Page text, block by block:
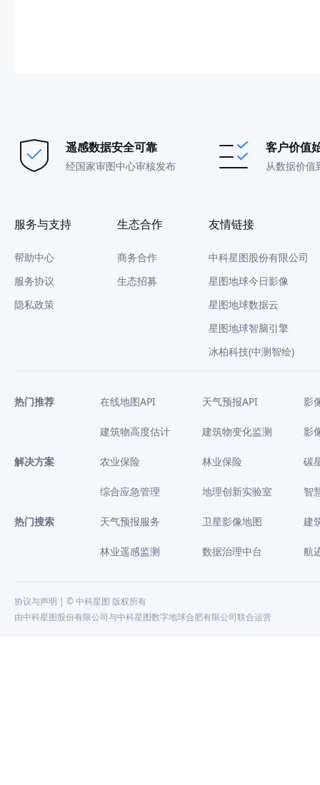
遥感数据安全可靠
经国家审图中心审核发布
客户价值
从数据价值
服务与支持
帮助中心
服务协议
隐私政策
生态合作
商务合作
生态招募
友情链接
中科星图股份有限公司
星图地球今日影像
星图地球数据云
星图地球智脑引擎
冰柏科技(中测智绘)
热门推荐 在线地图API 天气预报API 影
建筑物高度估计 建筑物变化监测 影
解决方案 农业保险 林业保险 碳
综合应急管理 地理创新实验室 智
热门搜索 天气预报服务 卫星影像地图 建
林业遥感监测 数据治理中台 航
协议与声明 | © 中科星图 版权所有
由中科星图股份有限公司与中科星图数字地球合肥有限公司联合运营